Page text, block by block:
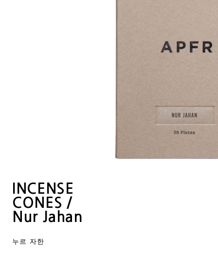
INCENSE
CONES /
Nur Jahan
누르 자한